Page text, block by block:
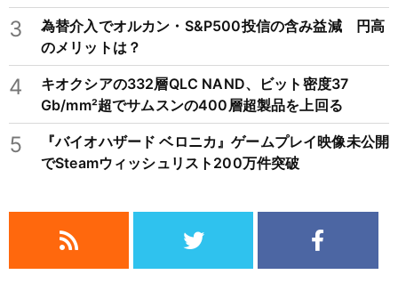
不況を繰り返すため注意
3
為替介入でオルカン・S&P500投信の含み益減 円高
のメリットは？
4
キオクシアの332層QLC NAND、ビット密度37
Gb/mm²超でサムスンの400層超製品を上回る
5
『バイオハザード ベロニカ』ゲームプレイ映像未公開
でSteamウィッシュリスト200万件突破